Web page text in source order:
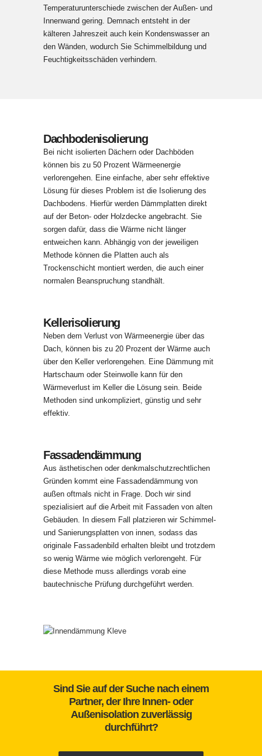
Temperaturunterschiede zwischen der Außen- und
Innenwand gering. Demnach entsteht in der
kälteren Jahreszeit auch kein Kondenswasser an
den Wänden, wodurch Sie Schimmelbildung und
Feuchtigkeitsschäden verhindern.
Dachbodenisolierung
Bei nicht isolierten Dächern oder Dachböden
können bis zu 50 Prozent Wärmeenergie
verlorengehen. Eine einfache, aber sehr effektive
Lösung für dieses Problem ist die Isolierung des
Dachbodens. Hierfür werden Dämmplatten direkt
auf der Beton- oder Holzdecke angebracht. Sie
sorgen dafür, dass die Wärme nicht länger
entweichen kann. Abhängig von der jeweiligen
Methode können die Platten auch als
Trockenschicht montiert werden, die auch einer
normalen Beanspruchung standhält.
Kellerisolierung
Neben dem Verlust von Wärmeenergie über das
Dach, können bis zu 20 Prozent der Wärme auch
über den Keller verlorengehen. Eine Dämmung mit
Hartschaum oder Steinwolle kann für den
Wärmeverlust im Keller die Lösung sein. Beide
Methoden sind unkompliziert, günstig und sehr
effektiv.
Fassadendämmung
Aus ästhetischen oder denkmalschutzrechtlichen
Gründen kommt eine Fassadendämmung von
außen oftmals nicht in Frage. Doch wir sind
spezialisiert auf die Arbeit mit Fassaden von alten
Gebäuden. In diesem Fall platzieren wir Schimmel-
und Sanierungsplatten von innen, sodass das
originale Fassadenbild erhalten bleibt und trotzdem
so wenig Wärme wie möglich verlorengeht. Für
diese Methode muss allerdings vorab eine
bautechnische Prüfung durchgeführt werden.
Sind Sie auf der Suche nach einem
Partner, der Ihre Innen- oder
Außenisolation zuverlässig
durchführt?